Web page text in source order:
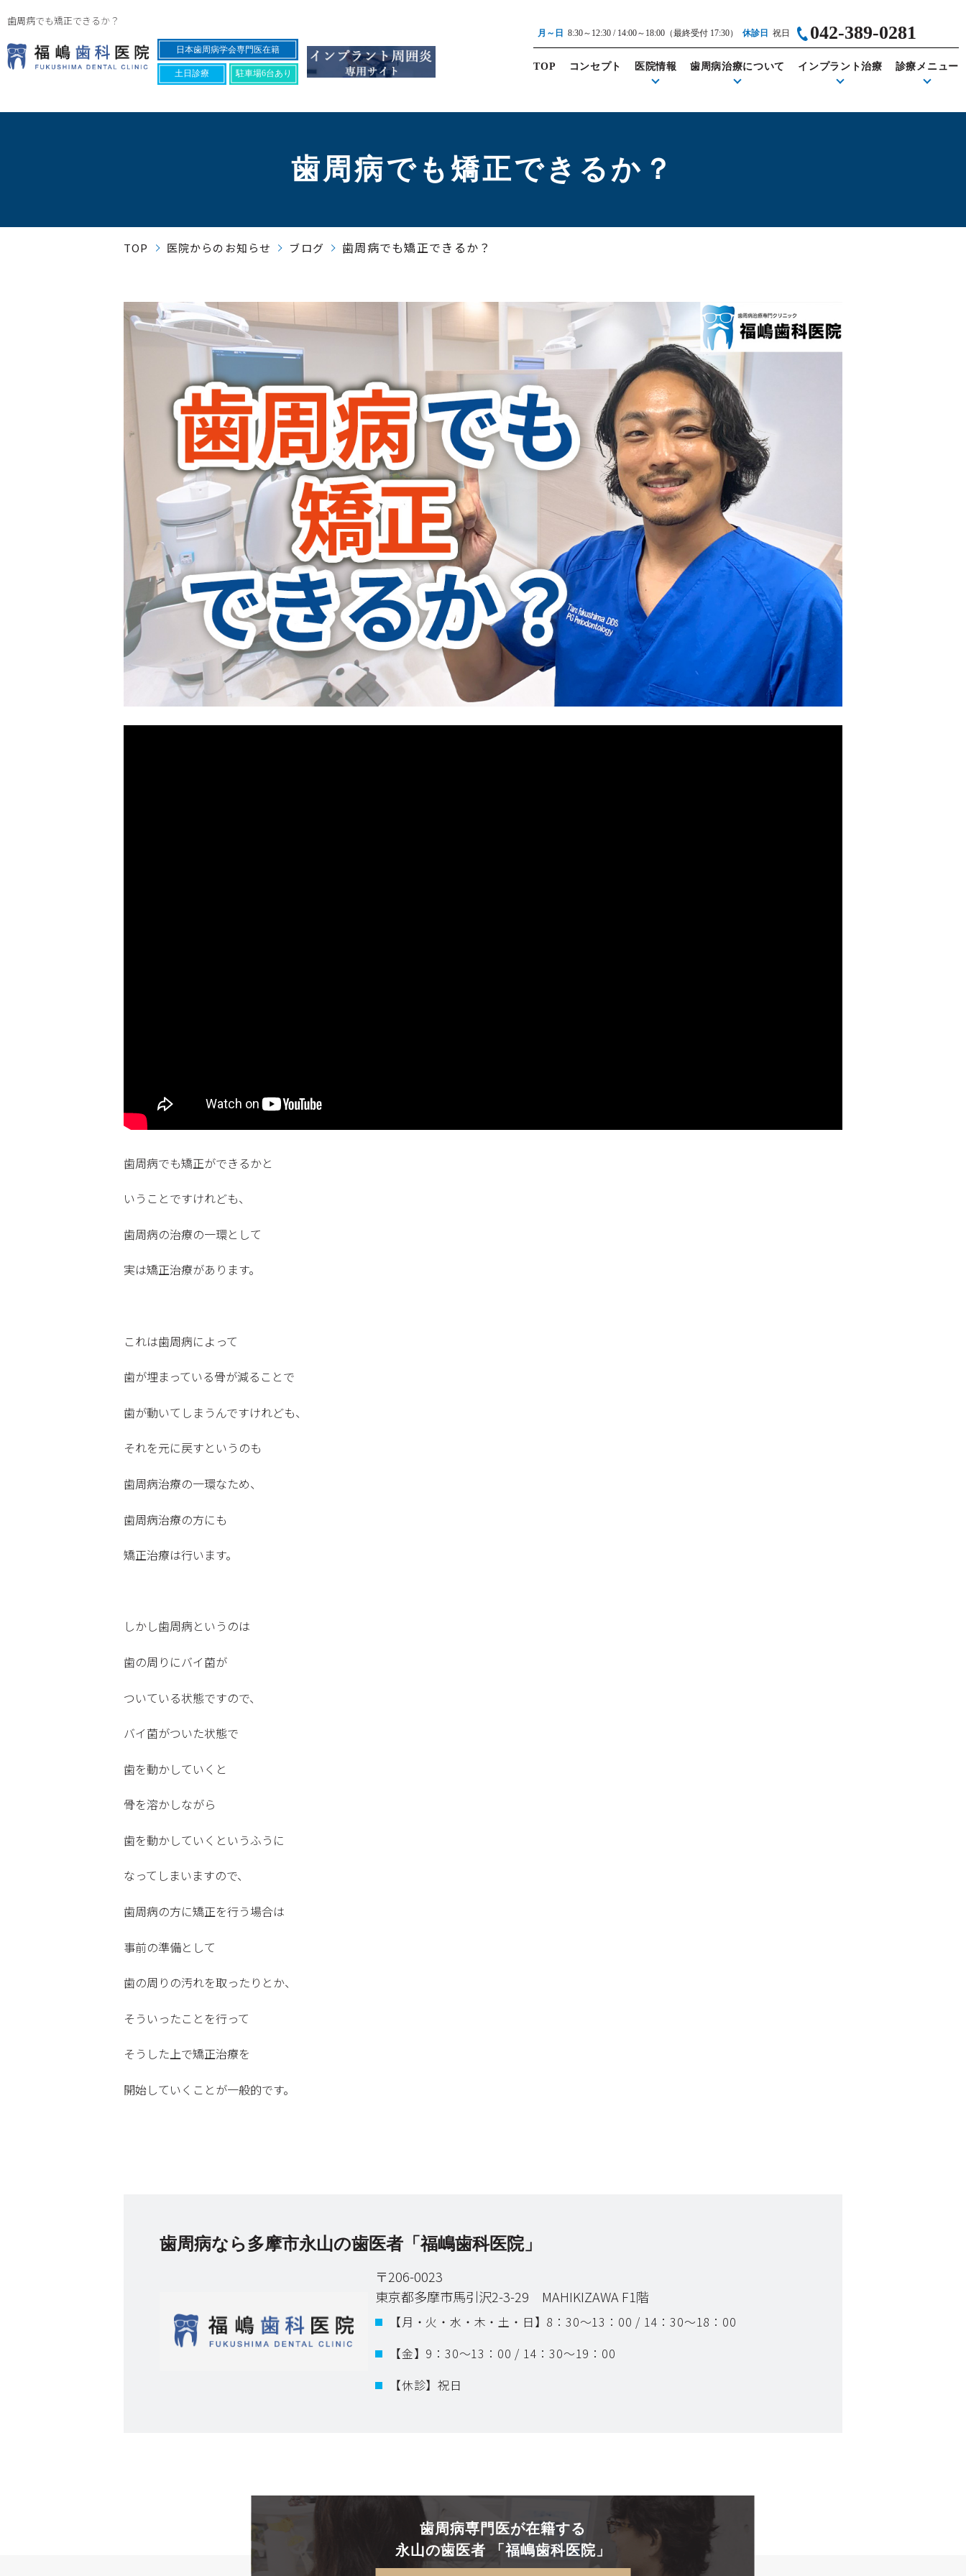
歯周病でも矯正できるか？
日本歯周病学会専門医在籍
土日診療 駐車場6台あり
月～日 8:30～12:30 / 14:00～18:00 （最終受付 17:30） 休診日 祝日 042-389-0281
TOP コンセプト 医院情報 歯周病治療について インプラント治療 診療メニュー
歯周病でも矯正できるか？
TOP 医院からのお知らせ ブログ 歯周病でも矯正できるか？
歯周病でも矯正ができるかと
いうことですけれども、
歯周病の治療の一環として
実は矯正治療があります。
これは歯周病によって
歯が埋まっている骨が減ることで
歯が動いてしまうんですけれども、
それを元に戻すというのも
歯周病治療の一環なため、
歯周病治療の方にも
矯正治療は行います。
しかし歯周病というのは
歯の周りにバイ菌が
ついている状態ですので、
バイ菌がついた状態で
歯を動かしていくと
骨を溶かしながら
歯を動かしていくというふうに
なってしまいますので、
歯周病の方に矯正を行う場合は
事前の準備として
歯の周りの汚れを取ったりとか、
そういったことを行って
そうした上で矯正治療を
開始していくことが一般的です。
歯周病なら多摩市永山の歯医者「福嶋歯科医院」
〒206-0023
東京都多摩市馬引沢2-3-29 MAHIKIZAWA F1階
【月・火・水・木・土・日】 8：30～13：00 / 14：30～18：00
【金】 9：30～13：00 / 14：30～19：00
【休診】祝日
歯周病専門医が在籍する
永山の歯医者 「福嶋歯科医院」